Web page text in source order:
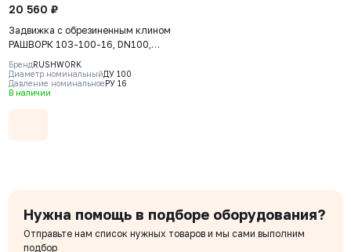
20 560 ₽
Задвижка с обрезиненным клином
РАШВОРК 103-100-16, DN100,
PN16, корпус-GJS-500-7
(GGG50), клин-GJS-500-7
(GGG50), уплотнение-EPDM, Ф/Ф,
БрендRUSHWORK
Диаметр номинальныйДУ 100
Давление номинальноеРУ 16
В наличии
Нужна помощь в подборе оборудования?
Отправьте нам список нужных товаров и мы сами выполним
подбор